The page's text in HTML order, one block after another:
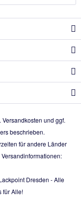
Versandkosten und ggf.
beschrieben.
für andere Länder
Dresden - Alle
für Alle!